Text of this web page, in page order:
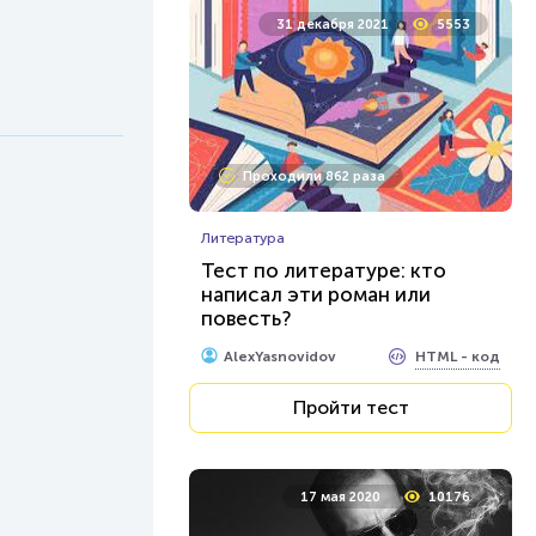
31 декабря 2021 5553
Проходили 862 раза
Литература
Тест по литературе: кто
написал эти роман или
повесть?
AlexYasnovidov HTML - код
Пройти тест
17 мая 2020 10176